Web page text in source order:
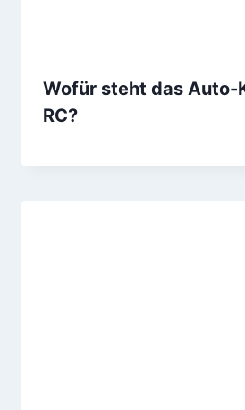
Wofür steht das Auto-
RC?